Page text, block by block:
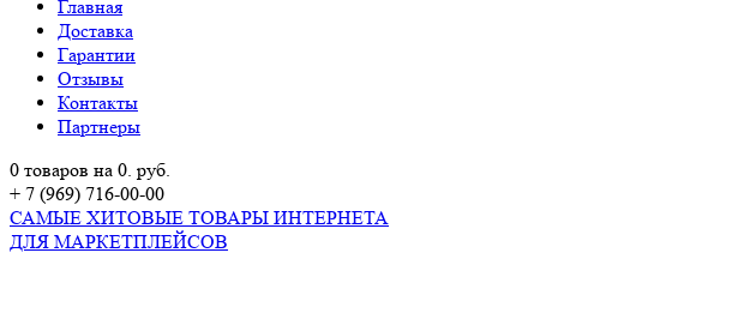
Главная
Доставка
Гарантии
Отзывы
Контакты
Партнеры
0 товаров на 0. руб.
+ 7 (969) 716-00-00
САМЫЕ ХИТОВЫЕ ТОВАРЫ ИНТЕРНЕТА
ДЛЯ МАРКЕТПЛЕЙСОВ